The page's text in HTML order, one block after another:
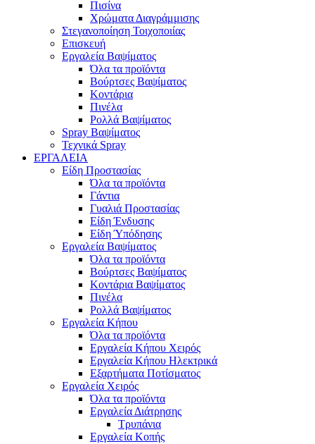
Πισίνα
Χρώματα Διαγράμμισης
Στεγανοποίηση Τοιχοποιίας
Επισκευή
Εργαλεία Βαψίματος
Όλα τα προϊόντα
Βούρτσες Βαψίματος
Κοντάρια
Πινέλα
Ρολλά Βαψίματος
Spray Βαψίματος
Τεχνικά Spray
ΕΡΓΑΛΕΙΑ
Είδη Προστασίας
Όλα τα προϊόντα
Γάντια
Γυαλιά Προστασίας
Είδη Ένδυσης
Είδη Ύπόδησης
Εργαλεία Βαψίματος
Όλα τα προϊόντα
Βούρτσες Βαψίματος
Κοντάρια Βαψίματος
Πινέλα
Ρολλά Βαψίματος
Εργαλεία Κήπου
Όλα τα προϊόντα
Εργαλεία Κήπου Χειρός
Εργαλεία Κήπου Ηλεκτρικά
Εξαρτήματα Ποτίσματος
Εργαλεία Χειρός
Όλα τα προϊόντα
Εργαλεία Διάτρησης
Τρυπάνια
Εργαλεία Κοπής